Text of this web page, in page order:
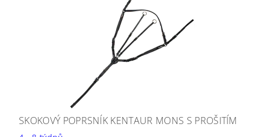
SKOKOVÝ POPRSNÍK KENTAUR MONS S PROŠITÍM